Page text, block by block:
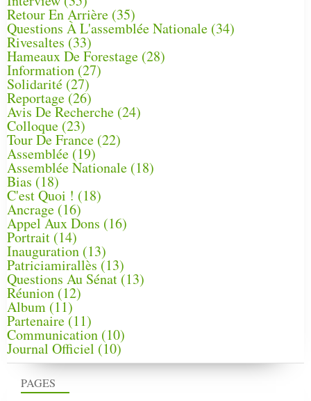
PAGES
Retour En Arrière (35)
Questions À L'assemblée Nationale (34)
Rivesaltes (33)
Hameaux De Forestage (28)
Information (27)
Solidarité (27)
Reportage(26)
Avis De Recherche (24)
Colloque (23)
Tour De France (22)
Assemblée (19)
Assemblée Nationale (18)
Bias (18)
C'est Quoi ! (18)
Ancrage (16)
Appel Aux Dons (16)
Portrait (14)
Inauguration (13)
Patriciamirallès (13)
Questions Au Sénat(13)
Réunion (12)
Album (11)
Partenaire(11)
Communication (10)
Journal Officiel (10)